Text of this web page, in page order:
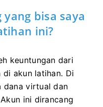
bisa saya
ini?
keuntungan dari
akun latihan. Di
dana virtual dan
ini dirancang